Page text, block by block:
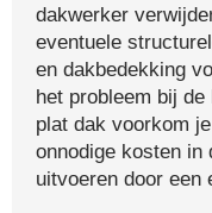
dakwerker
eventuele
en dakbedekking
het probleem bij
plat dak voorkom
onnodige kosten in
uitvoeren door een